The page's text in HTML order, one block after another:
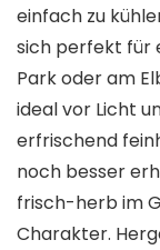
einfach zu
sich perfekt für
Park oder am
ideal vor Licht
erfrischend
noch besser
frisch-herb im
Charakter.